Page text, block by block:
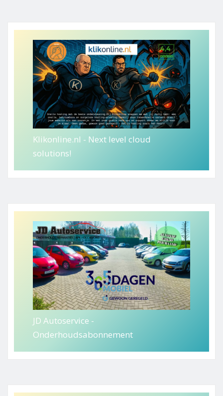
Klikonline.nl - Next level cloud
solutions!
JD Autoservice -
Onderhoudsabonnement